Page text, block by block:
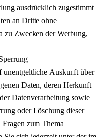
ausdrücklich zugestimmt
an Dritte ohne
Zwecken der Werbung,
unentgeltliche Auskunft über
Daten, deren Herkunft
Datenverarbeitung sowie
oder Löschung dieser
zum Thema